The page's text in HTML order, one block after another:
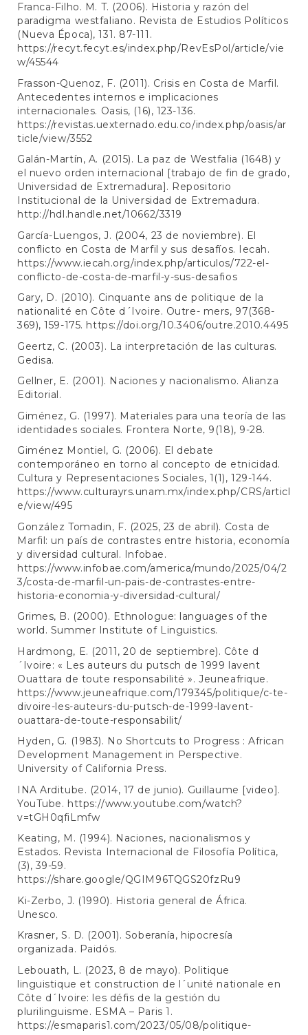
Franca-Filho. M. T. (2006). Historia y razón del
paradigma westfaliano. Revista de Estudios Políticos
(Nueva Época), 131. 87-111.
https://recyt.fecyt.es/index.php/RevEsPol/article/vie
w/45544
Frasson-Quenoz, F. (2011). Crisis en Costa de Marfil.
Antecedentes internos e implicaciones
internacionales. Oasis, (16), 123-136.
https://revistas.uexternado.edu.co/index.php/oasis/ar
ticle/view/3552
Galán-Martín, A. (2015). La paz de Westfalia (1648) y
el nuevo orden internacional [trabajo de fin de grado,
Universidad de Extremadura]. Repositorio
Institucional de la Universidad de Extremadura.
http://hdl.handle.net/10662/3319
García-Luengos, J. (2004, 23 de noviembre). El
conflicto en Costa de Marfil y sus desafíos. Iecah.
https://www.iecah.org/index.php/articulos/722-el-
conflicto-de-costa-de-marfil-y-sus-desafios
Gary, D. (2010). Cinquante ans de politique de la
nationalité en Côte d´Ivoire. Outre- mers, 97(368-
369), 159-175. https://doi.org/10.3406/outre.2010.4495
Geertz, C. (2003). La interpretación de las culturas.
Gedisa.
Gellner, E. (2001). Naciones y nacionalismo. Alianza
Editorial.
Giménez, G. (1997). Materiales para una teoría de las
identidades sociales. Frontera Norte, 9(18), 9-28.
Giménez Montiel, G. (2006). El debate
contemporáneo en torno al concepto de etnicidad.
Cultura y Representaciones Sociales, 1(1), 129-144.
https://www.culturayrs.unam.mx/index.php/CRS/articl
e/view/495
González Tomadin, F. (2025, 23 de abril). Costa de
Marfil: un país de contrastes entre historia, economía
y diversidad cultural. Infobae.
https://www.infobae.com/america/mundo/2025/04/2
3/costa-de-marfil-un-pais-de-contrastes-entre-
historia-economia-y-diversidad-cultural/
Grimes, B. (2000). Ethnologue: languages of the
world. Summer Institute of Linguistics.
Hardmong, E. (2011, 20 de septiembre). Côte d
´Ivoire: « Les auteurs du putsch de 1999 lavent
Ouattara de toute responsabilité ». Jeuneafrique.
https://www.jeuneafrique.com/179345/politique/c-te-
divoire-les-auteurs-du-putsch-de-1999-lavent-
ouattara-de-toute-responsabilit/
Hyden, G. (1983). No Shortcuts to Progress : African
Development Management in Perspective.
University of California Press.
INA Arditube. (2014, 17 de junio). Guillaume [video].
YouTube. https://www.youtube.com/watch?
v=tGH0qfiLmfw
Keating, M. (1994). Naciones, nacionalismos y
Estados. Revista Internacional de Filosofía Política,
(3), 39-59.
https://share.google/QGIM96TQGS20fzRu9
Ki-Zerbo, J. (1990). Historia general de África.
Unesco.
Krasner, S. D. (2001). Soberanía, hipocresía
organizada. Paidós.
Lebouath, L. (2023, 8 de mayo). Politique
linguistique et construction de l´unité nationale en
Côte d´Ivoire: les défis de la gestión du
plurilinguisme. ESMA – Paris 1.
https://esmaparis1.com/2023/05/08/politique-